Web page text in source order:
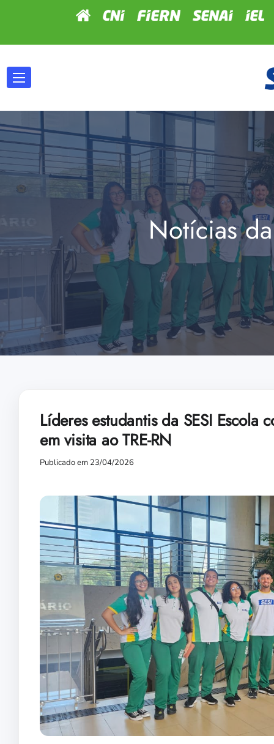
Notícias
Líderes estudantis da SESI Escola
em visita ao TRE-RN
Publicado em 23/04/2026